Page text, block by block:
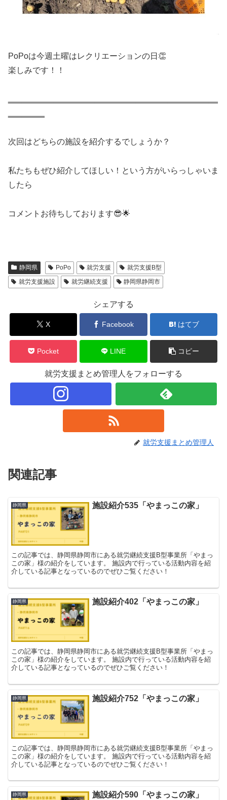
PoPoは今週土曜はレクリエーションの日👏
楽しみです！！
次回はどちらの施設を紹介するでしょうか？
私たちもぜひ紹介してほしい！という方がいらっしゃいま
したら
コメントお待ちしております😎🌟
静岡県 PoPo 就労支援
就労支援B型
就労支援施設
就労継続支援 静岡県静岡市
シェアする
X Facebook はてブ
Pocket LINE コピー
就労支援まとめ管理人をフォローする
就労支援まとめ管理人
関連記事
静岡県 施設紹介535「やまっこの家」
この記事では、静岡県静岡市にある就労継続支援B型事業所「やまっ
この家」様の紹介をしています。 施設内で行っている活動内容を紹
介している記事となっているのでぜひご覧ください！
静岡県 施設紹介402「やまっこの家」
この記事では、静岡県静岡市にある就労継続支援B型事業所「やまっ
この家」様の紹介をしています。 施設内で行っている活動内容を紹
介している記事となっているのでぜひご覧ください！
静岡県 施設紹介752「やまっこの家」
この記事では、静岡県静岡市にある就労継続支援B型事業所「やまっ
この家」様の紹介をしています。 施設内で行っている活動内容を紹
介している記事となっているのでぜひご覧ください！
静岡県 施設紹介590「やまっこの家」